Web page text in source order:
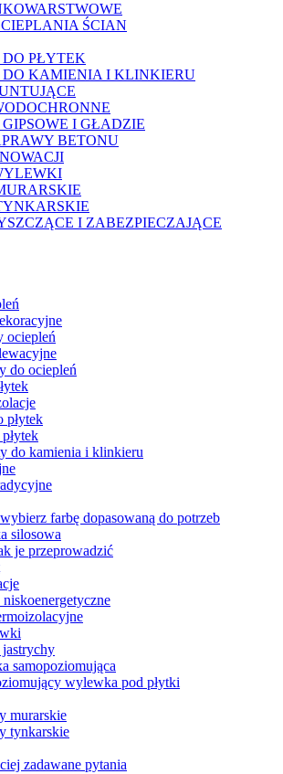
ŚCIAN
PŁYTEK
DO KAMIENIA I KLINKIERU
I GŁADZIE
BETONU
I ZABEZPIECZAJĄCE
ociepleń
do ociepleń
płytek
do kamienia i klinkieru
farbę dopasowaną do potrzeb
silosowa
je przeprowadzić
samopoziomująca
wylewka pod płytki
murarskie
tynkarskie
zadawane pytania